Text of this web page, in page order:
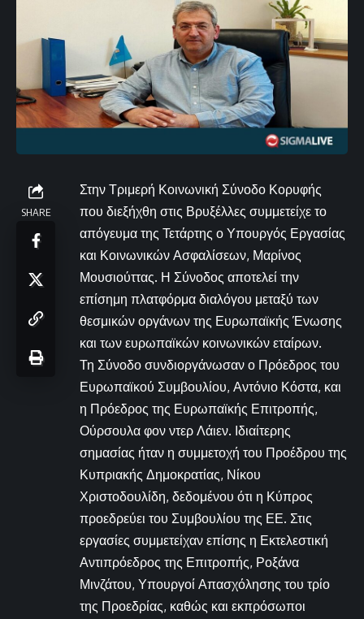
SHARE
Στην Τριμερή Κοινωνική Σύνοδο Κορυφής
που διεξήχθη στις Βρυξέλλες συμμετείχε το
απόγευμα της Τετάρτης ο Υπουργός Εργασίας
και Κοινωνικών Ασφαλίσεων, Μαρίνος
Μουσιούττας. Η Σύνοδος αποτελεί την
επίσημη πλατφόρμα διαλόγου μεταξύ των
θεσμικών οργάνων της Ευρωπαϊκής Ένωσης
και των ευρωπαϊκών κοινωνικών εταίρων.
Τη Σύνοδο συνδιοργάνωσαν ο Πρόεδρος του
Ευρωπαϊκού Συμβουλίου, Αντόνιο Κόστα, και
η Πρόεδρος της Ευρωπαϊκής Επιτροπής,
Ούρσουλα φον ντερ Λάιεν. Ιδιαίτερης
σημασίας ήταν η συμμετοχή του Προέδρου της
Κυπριακής Δημοκρατίας, Νίκου
Χριστοδουλίδη, δεδομένου ότι η Κύπρος
προεδρεύει του Συμβουλίου της ΕΕ. Στις
εργασίες συμμετείχαν επίσης η Εκτελεστική
Αντιπρόεδρος της Επιτροπής, Ροξάνα
Μινζάτου, Υπουργοί Απασχόλησης του τρίο
της Προεδρίας, καθώς και εκπρόσωποι